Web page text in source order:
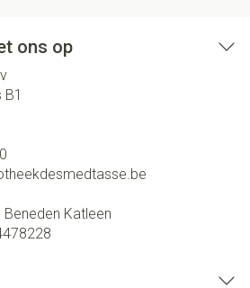
ons op
Beneden Katleen